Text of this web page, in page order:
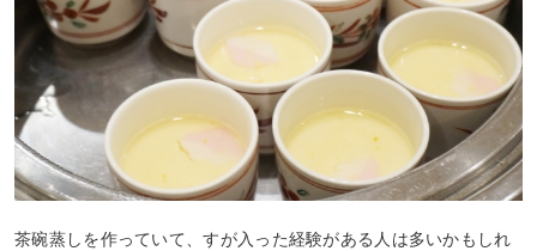
茶碗蒸しを作っていて、すが入った経験がある人は多いかもしれ